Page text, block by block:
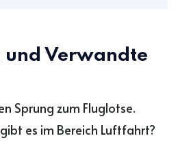
Verwandte
Sprung zum Fluglotse.
es im Bereich Luftfahrt?